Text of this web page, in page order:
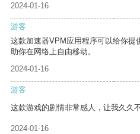
2024-01-16
游客
这款加速器VPM应用程序可以给你提
助你在网络上自由移动。
2024-01-16
游客
这款游戏的剧情非常感人，让我久久
2024-01-16